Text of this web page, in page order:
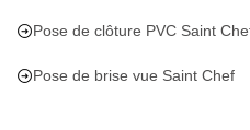
Pose de clôture PVC Saint
Pose de brise vue Saint Chef